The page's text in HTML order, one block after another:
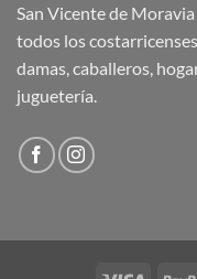
San Vicente de
todos los
damas, caballeros,
juguetería.